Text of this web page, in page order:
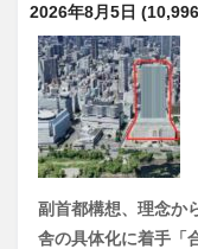
2026年8月5日
副首都構想、理念か
舎の具体化に着手「